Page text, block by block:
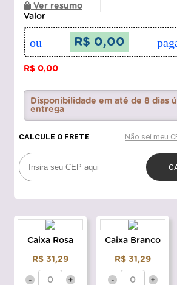
Ver resumo
Valor
ou R$ 0,00
R$ 0,00
Disponibilidade em até de 8 dias
entrega
Caixa Rosa
R$ 31,29
- +
Caixa Branco
R$ 31,29
- +